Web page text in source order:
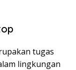
tugas
lingkungan